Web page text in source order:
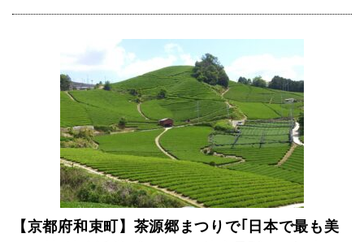
【京都府和束町】茶源郷まつりで｢日本で最も美